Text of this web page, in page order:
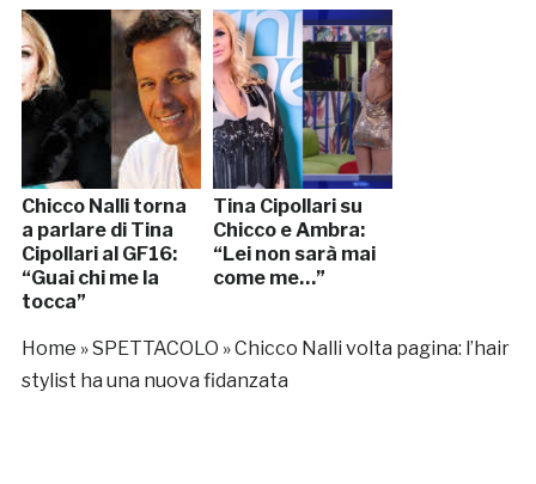
Chicco Nalli torna
a parlare di Tina
Cipollari al GF16:
“Guai chi me la
tocca”
Tina Cipollari su
Chicco e Ambra:
“Lei non sarà mai
come me…”
Home »SPETTACOLO »Chicco Nalli volta pagina: l’hair
stylist ha una nuova fidanzata